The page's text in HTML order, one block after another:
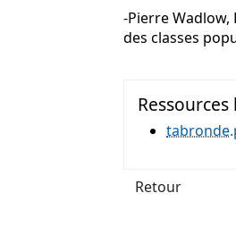
-Pierre
des classes
Ressources
Retour